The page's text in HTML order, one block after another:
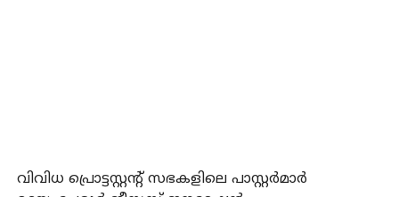
വിവിധ പ്രൊട്ടസ്റ്റന്റ് സഭകളിലെ പാസ്റ്റര്‍മാര്‍